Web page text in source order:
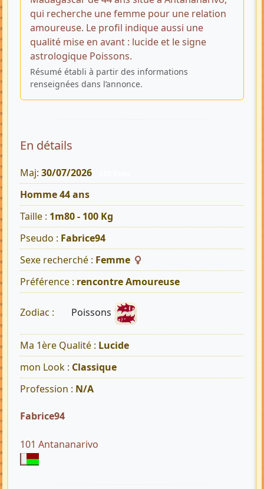
qui recherche une femme pour une relation
amoureuse. Le profil indique aussi une
qualité mise en avant : lucide et le signe
astrologique Poissons.
Résumé établi à partir des informations
renseignées dans l’annonce.
En détails
Maj: 30/07/2026
Homme 44 ans
Taille : 1m80 - 100 Kg
Pseudo : Fabrice94
Sexe recherché : Femme
Préférence : rencontre Amoureuse
Zodiac : Poissons
Ma 1ère Qualité : Lucide
mon Look : Classique
Profession : N/A
Fabrice94
101 Antananarivo